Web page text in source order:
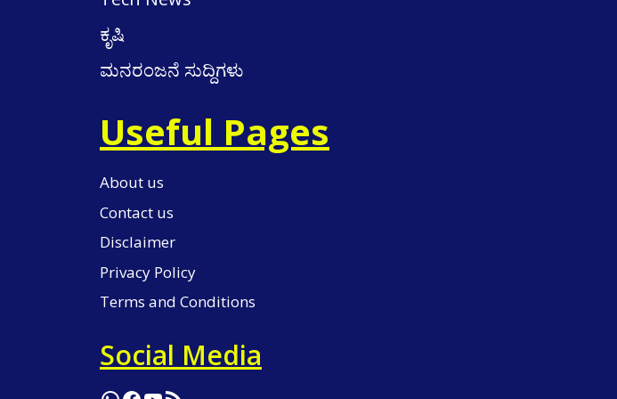
ಕೃಷಿ
ಮನರಂಜನೆ ಸುದ್ದಿಗಳು
Useful Pages
About us
Contact us
Disclaimer
Privacy Policy
Terms and Conditions
Social Media